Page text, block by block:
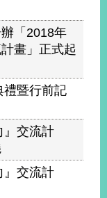
「2018年
畫」正式起
禮暨行前記
』交流計
』交流計